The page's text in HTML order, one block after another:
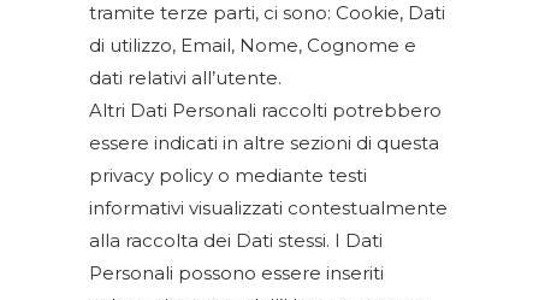
tramite terze parti, ci sono: Cookie, Dati
di utilizzo, Email, Nome, Cognome e
dati relativi all’utente.
Altri Dati Personali raccolti potrebbero
essere indicati in altre sezioni di questa
privacy policy o mediante testi
informativi visualizzati contestualmente
alla raccolta dei Dati stessi. I Dati
Personali possono essere inseriti